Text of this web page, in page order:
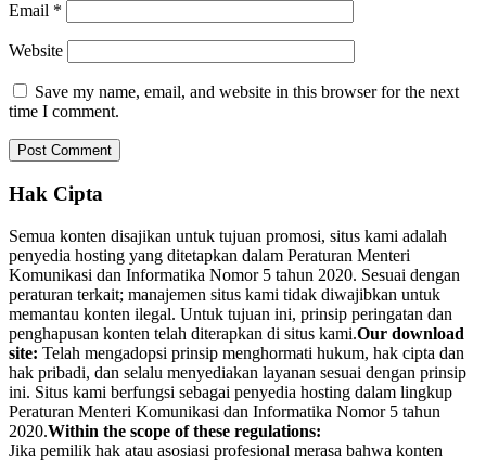
Email *
Website
Save my name, email, and website in this browser for the next
time I comment.
Hak Cipta
Semua konten disajikan untuk tujuan promosi, situs kami adalah
penyedia hosting yang ditetapkan dalam Peraturan Menteri
Komunikasi dan Informatika Nomor 5 tahun 2020. Sesuai dengan
peraturan terkait; manajemen situs kami tidak diwajibkan untuk
memantau konten ilegal. Untuk tujuan ini, prinsip peringatan dan
penghapusan konten telah diterapkan di situs kami.Our download
site: Telah mengadopsi prinsip menghormati hukum, hak cipta dan
hak pribadi, dan selalu menyediakan layanan sesuai dengan prinsip
ini. Situs kami berfungsi sebagai penyedia hosting dalam lingkup
Peraturan Menteri Komunikasi dan Informatika Nomor 5 tahun
2020.Within the scope of these regulations:
Jika pemilik hak atau asosiasi profesional merasa bahwa konten